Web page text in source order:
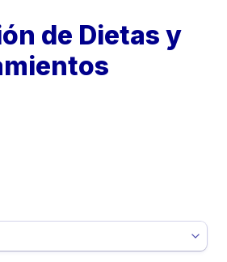
de Dietas y
field